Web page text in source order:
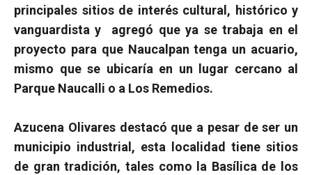
principales sitios de interés cultural, histórico y
vanguardista y
agregó que ya se trabaja en el
proyecto para que Naucalpan tenga un acuario,
mismo que se ubicaría en un lugar cercano al
Parque Naucalli o a Los Remedios.
Azucena Olivares destacó que a pesar de ser un
municipio industrial, esta localidad tiene sitios
de gran tradición, tales como la Basílica de los